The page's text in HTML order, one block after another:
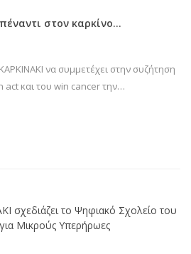
στον καρκίνο…
να συμμετέχει στην συζήτηση
και του win cancer την…
σχεδιάζει το Ψηφιακό Σχολείο του
Μικρούς Υπερήρωες